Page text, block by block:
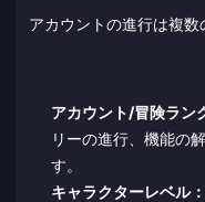
アカウントの進行は複数
アカウント/冒険ラン
リーの進行、機能の
す。
キャラクターレベル：